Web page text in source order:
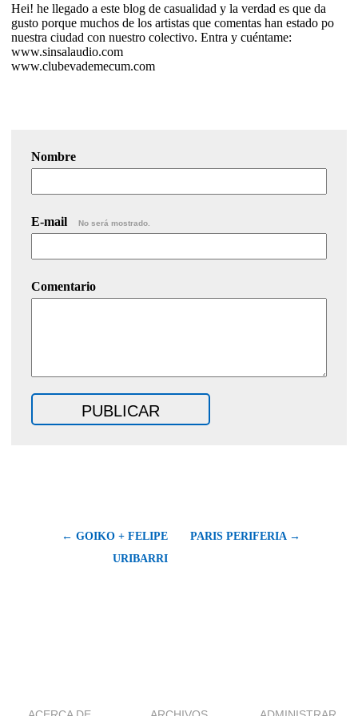
Hei! he llegado a este blog de casualidad y la verdad es que da
gusto porque muchos de los artistas que comentas han estado po
nuestra ciudad con nuestro colectivo. Entra y cuéntame:
www.sinsalaudio.com
www.clubevademecum.com
Nombre
E-mail No será mostrado.
Comentario
← GOIKO + FELIPE
URIBARRI
PARIS PERIFERIA →